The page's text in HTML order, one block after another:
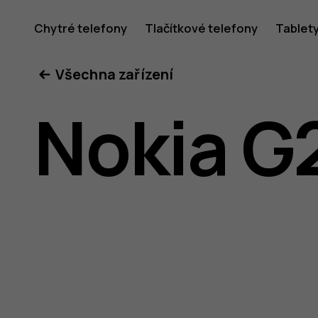
příručka
k
Chytré telefony Tlačítkové telefony
Všechna zařízení
Nokia